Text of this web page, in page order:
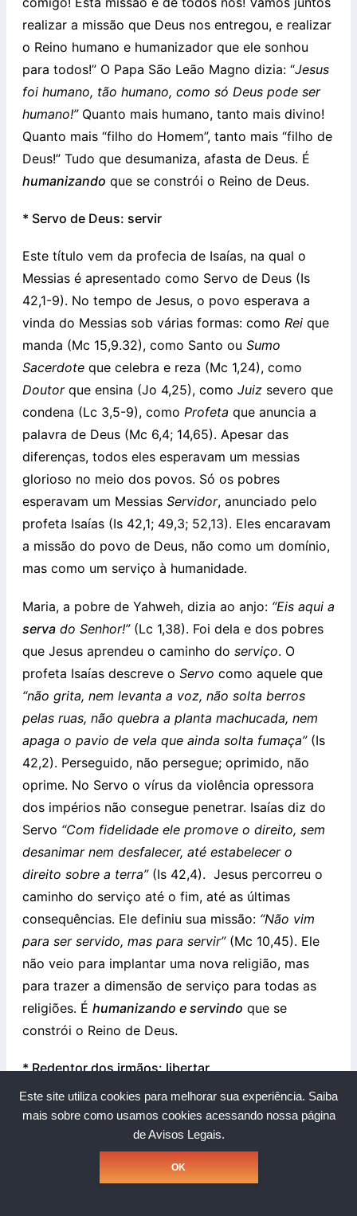
Este site utiliza cookies para melhorar sua experiência. Saiba
mais sobre como usamos cookies acessando nossa página
de Avisos Legais.
OK
realizar a missão que Deus nos entregou, e realizar
o Reino humano e humanizador que ele sonhou
para todos!” O Papa São Leão Magno dizia: “Jesus
foi humano, tão humano, como só Deus pode ser
humano!”Quanto mais humano, tanto mais divino!
Quanto mais “filho do Homem”, tanto mais “filho de
Deus!” Tudo que desumaniza, afasta de Deus. É
humanizando que se constrói o Reino de Deus.
* Servo de Deus: servir
Este título vem da profecia de Isaías, na qual o
Messias é apresentado como Servo de Deus (Is
42,1-9). No tempo de Jesus, o povo esperava a
vinda do Messias sob várias formas: como Rei que
manda (Mc 15,9.32), como Santo ou Sumo
Sacerdote que celebra e reza (Mc 1,24), como
Doutorque ensina (Jo 4,25), como Juiz severo que
condena (Lc 3,5-9), como Profeta que anuncia a
palavra de Deus (Mc 6,4; 14,65). Apesar das
diferenças, todos eles esperavam um messias
glorioso no meio dos povos. Só os pobres
esperavam um Messias Servidor, anunciado pelo
profeta Isaías (Is 42,1; 49,3; 52,13). Eles encaravam
a missão do povo de Deus, não como um domínio,
mas como um serviço à humanidade.
Maria, a pobre de Yahweh, dizia ao anjo: “Eis aqui a
serva do Senhor!”(Lc 1,38). Foi dela e dos pobres
que Jesus aprendeu o caminho do serviço. O
profeta Isaías descreve o Servo como aquele que
“não grita, nem levanta a voz, não solta berros
pelas ruas, não quebra a planta machucada, nem
apaga o pavio de vela que ainda solta fumaça”(Is
42,2). Perseguido, não persegue; oprimido, não
oprime. No Servo o vírus da violência opressora
dos impérios não consegue penetrar. Isaías diz do
Servo “Com fidelidade ele promove o direito, sem
desanimar nem desfalecer, até estabelecer o
direito sobre a terra”(Is 42,4). Jesus percorreu o
caminho do serviço até o fim, até as últimas
consequências. Ele definiu sua missão: “Não vim
para ser servido, mas para servir”(Mc 10,45). Ele
não veio para implantar uma nova religião, mas
para trazer a dimensão de serviço para todas as
religiões. É humanizando e servindo que se
constrói o Reino de Deus.
* Redentor dos irmãos: libertar
Jesus inicia a sua pregação proclamando um novo
“Ano de Graça da parte do Senhor” (Lc
4,19). O objetivo do Ano do Jubileu era
restabelecer os direitos dos pobres, acolher os